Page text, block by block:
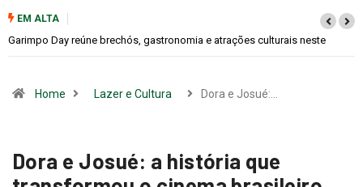
EM ALTA
Bugonia transforma paranoia e conspiração em um suspense imprevisível
Home Lazer e Cultura Dora e Josué:…
Dora e Josué: a história que